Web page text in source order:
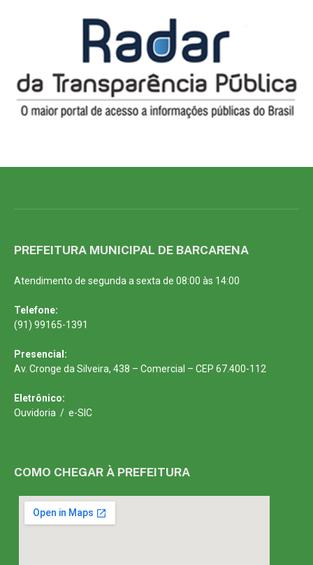
PREFEITURA MUNICIPAL DE BARCARENA
Atendimento de segunda a sexta de 08:00 às 14:00
Telefone:
(91) 99165-1391
Presencial:
Av. Cronge da Silveira, 438 – Comercial – CEP 67.400-112
Eletrônico:
Ouvidoria / e-SIC
COMO CHEGAR À PREFEITURA